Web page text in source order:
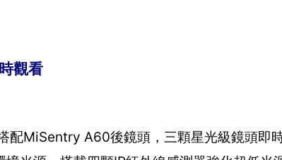
觀看
MiSentry A60後鏡頭，三顆星光級鏡頭即